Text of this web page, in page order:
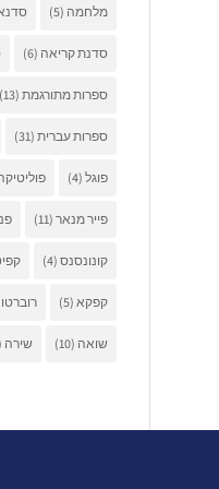
מלחמה (5)
סדנת קריאה (6)
ספרות מתורגמת (13)
ספרות עברית (31)
פוגל (4)
פייר מנאר (11)
קונונסנס (4)
קפקא (5) רוברטו
שואה (10) שירה